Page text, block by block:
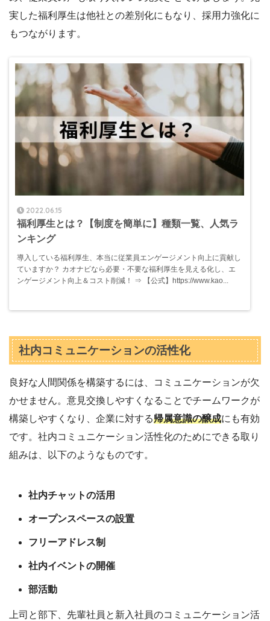
実した福利厚生は他社との差別化にもなり、採用力強化に
もつながります。
2022.06.15
福利厚生とは？【制度を簡単に】種類一覧、人気ラ
ンキング
導入している福利厚生、本当に従業員エンゲージメント向上に貢献し
ていますか？ カオナビなら必要・不要な福利厚生を見える化し、エ
ンゲージメント向上＆コスト削減！ ⇒ 【公式】https://www.kao...
社内コミュニケーションの活性化
良好な人間関係を構築するには、コミュニケーションが欠
かせません。意見交換しやすくなることでチームワークが
構築しやすくなり、企業に対する帰属意識の醸成にも有効
です。社内コミュニケーション活性化のためにできる取り
組みは、以下のようなものです。
社内チャットの活用
オープンスペースの設置
フリーアドレス制
社内イベントの開催
部活動
上司と部下、先輩社員と新入社員のコミュニケーション活